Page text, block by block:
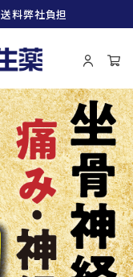
料弊社負担